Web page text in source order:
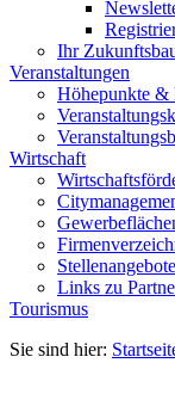
Ihr
Veranstaltungen
Höhepunkte &
Wirtschaft
Links zu
Tourismus
Sie sind hier: